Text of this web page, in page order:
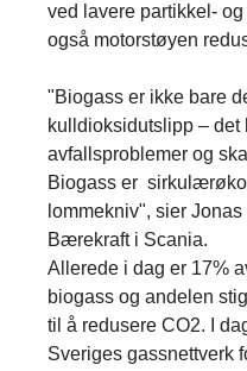
ved lavere partikkel-
også motorstøyen
"Biogass er ikke bare
kulldioksidutslipp –
avfallsproblemer og
Biogass er
lommekniv", sier
Bærekraft i Scania.
Allerede i dag er 17%
biogass og andelen
til å redusere CO2. I
Sveriges gassnettverk